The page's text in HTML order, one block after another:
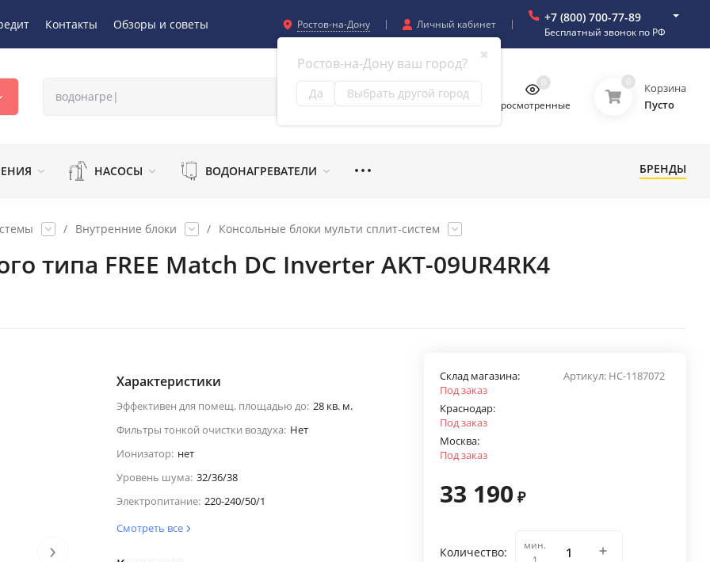
Контакты Обзоры и советы Ростов-на-Дону
✖
Ростов-на-Дону ваш город?
Да Выбрать другой город
Личный кабинет +7 (800) 700-77-89
Бесплатный звонок по РФ
Просмотренные
0 0
Корзина
Пусто
НАСОСЫ ВОДОНАГРЕВАТЕЛИ БРЕНДЫ
/ Внутренние блоки / Консольные блоки мульти сплит-систем
типа FREE Match DC Inverter AKT-09UR4RK4
›
Характеристики
Эффективен для помещ. площадью до: 28 кв. м.
Фильтры тонкой очистки воздуха: Нет
Ионизатор: нет
Уровень шума: 32/36/38
Электропитание: 220-240/50/1
Смотреть все
Артикул: НС-1187072
Склад магазина:
Под заказ
Краснодар:
Под заказ
Москва:
Под заказ
33 190 ₽
Количество:
мин.